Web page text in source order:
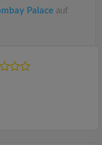
Palace auf